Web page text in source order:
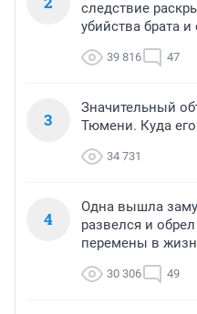
следствие
убийства брата
39 816 47
3
Значительный
Тюмени. Куда
34 731
4
Одна вышла
развелся и
перемены в
30 306 49